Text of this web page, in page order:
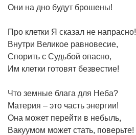
Они на дно будут брошены!
Про клетки Я сказал не напрасно!
Внутри Великое равновесие,
Спорить с Судьбой опасно,
Им клетки готовят безвестие!
Что земные блага для Неба?
Материя – это часть энергии!
Она может перейти в небыль,
Вакуумом может стать, поверьте!